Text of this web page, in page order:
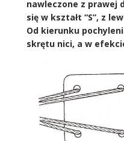
nawleczone z prawej
się w kształt “S”, z
Od kierunku
skrętu nici, a w